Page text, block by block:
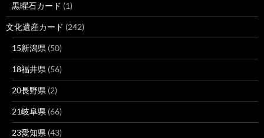
黒曜石カード (1)
文化遺産カード (242)
15新潟県 (50)
18福井県 (56)
20長野県 (2)
21岐阜県 (66)
23愛知県 (43)